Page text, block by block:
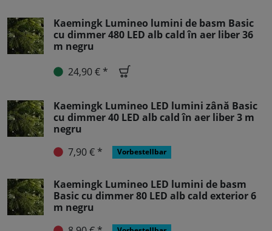
Kaemingk Lumineo lumini de basm Basic
cu dimmer 480 LED alb cald în aer liber 36
m negru
24,90 € *
Kaemingk Lumineo LED lumini zână Basic
cu dimmer 40 LED alb cald în aer liber 3 m
negru
7,90 € *
Vorbestellbar
Kaemingk Lumineo LED lumini de basm
Basic cu dimmer 80 LED alb cald exterior 6
m negru